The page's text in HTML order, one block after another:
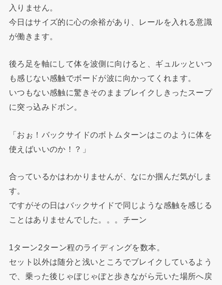
入りません。
今日はサイズ的に心の余裕があり、レールを入れる意識
が働きます。
後ろ足を軸にして体を波側に向けると、ギュルッといつ
も感じない感触でボードが波に向かってくれます。
いつもない感触に驚きそのままブレイクしきったスープ
に突っ込みドボン。
「おぉ！バックサイドのボトムターンはこのように体を
使えばいいのか！？」
合っているかはわかりませんが、なにか掴んだ気がしま
す。
ですがその日はバックサイドで同じような感触を感じる
ことはありませんでした。。。チーン
1ターン2ターン程のライディングを数本。
セット以外は随分と浅いところでブレイクしているよう
で、乗った後じゃぼじゃぼと歩きながら元いた場所へ戻